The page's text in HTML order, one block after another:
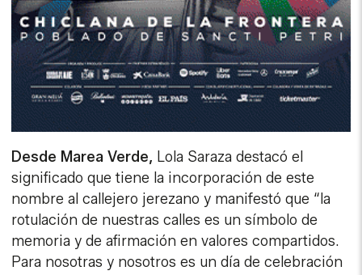
Desde Marea Verde, Lola Saraza destacó el
significado que tiene la incorporación de este
nombre al callejero jerezano y manifestó que “la
rotulación de nuestras calles es un símbolo de
memoria y de afirmación en valores compartidos.
Para nosotras y nosotros es un día de celebración